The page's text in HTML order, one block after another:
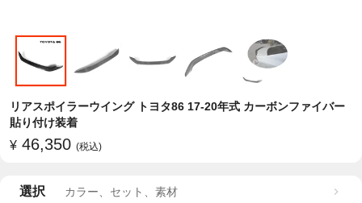
リアスポイラーウイング トヨタ86 17-20年式 カーボンファイバー
貼り付け装着
¥ 46,350 (税込)
選択 カラー、セット、素材